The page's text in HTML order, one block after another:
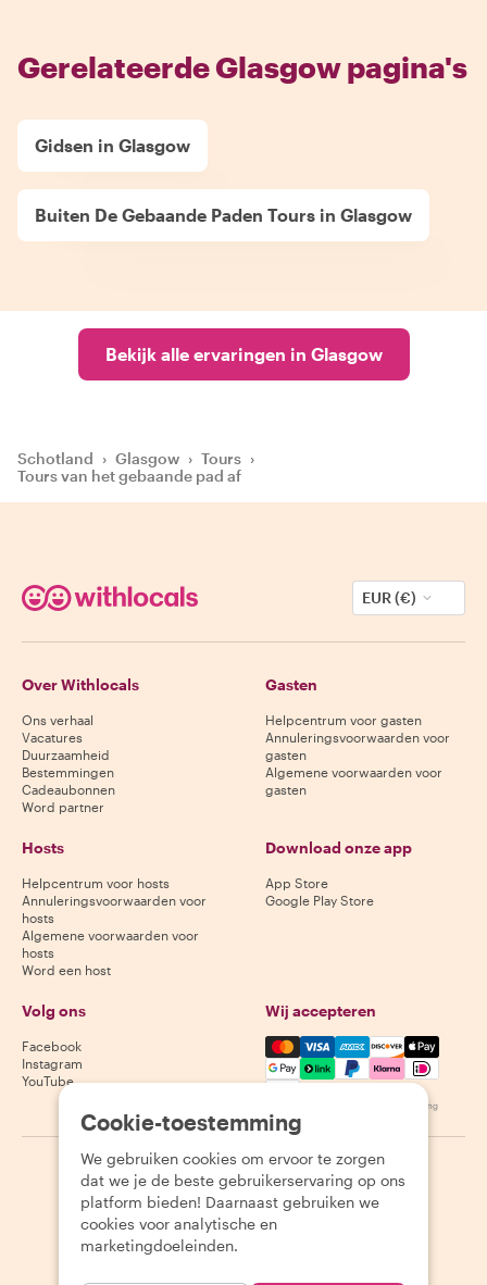
Gerelateerde Glasgow pagina's
Gidsen in Glasgow
Buiten De Gebaande Paden Tours in Glasgow
Bekijk alle ervaringen in Glasgow
Schotland › Glasgow › Tours ›
Tours van het gebaande pad af
EUR (€)
Over Withlocals
Ons verhaal
Vacatures
Duurzaamheid
Bestemmingen
Cadeaubonnen
Word partner
Gasten
Helpcentrum voor gasten
Annuleringsvoorwaarden voor
gasten
Algemene voorwaarden voor
gasten
Hosts
Helpcentrum voor hosts
Annuleringsvoorwaarden voor
hosts
Algemene voorwaarden voor
hosts
Word een host
Download onze app
App Store
Google Play Store
Volg ons
Facebook
Instagram
YouTube
Wij accepteren
Mastercard, Visa, Amex,
Beschikbaarheid varieert per bestemming
2026 Withlocals.com Privacybeleid Cookies
Cookie-toestemming
We gebruiken cookies om ervoor te zorgen
dat we je de beste gebruikerservaring op ons
platform bieden! Daarnaast gebruiken we
cookies voor analytische en
marketingdoeleinden.